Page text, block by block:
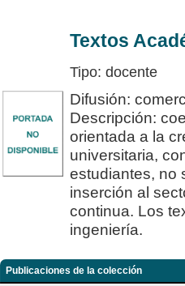
Textos
Tipo: docente
Difusión:
Descripción:
orientada a la
universitaria,
estudiantes, no
inserción al
continua. Los
ingeniería.
Publicaciones de la colección